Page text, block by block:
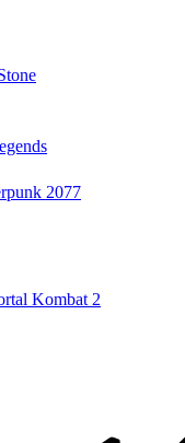
2077
Kombat 2